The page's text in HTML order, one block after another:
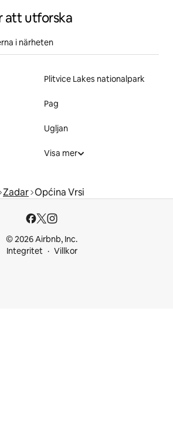
att utforska
i närheten
Plitvice Lakes nationalpark
Pag
Ugljan
Visa mer
Zadar Općina Vrsi
© 2026 Airbnb, Inc.
Integritet
Villkor